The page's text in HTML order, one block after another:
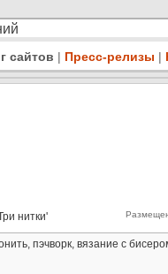
сайтов | Пресс-релизы |
нитки'
пэчворк, вязание с